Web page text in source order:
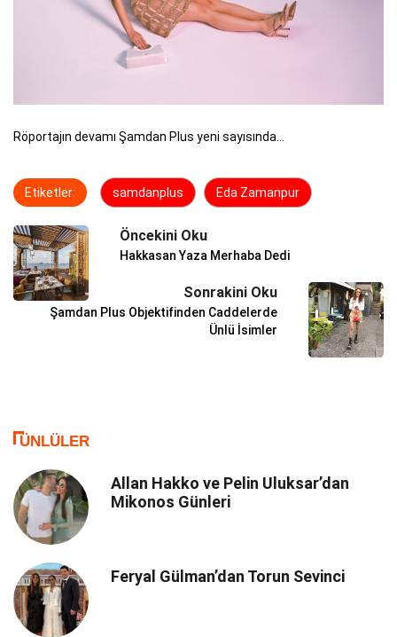
Röportajın devamı Şamdan Plus yeni sayısında...
Etiketler: samdanplus Eda Zamanpur
Öncekini Oku
Hakkasan Yaza Merhaba Dedi
Sonrakini Oku
Şamdan Plus Objektifinden Caddelerde
Ünlü İsimler
ÜNLÜLER
Allan Hakko ve Pelin Uluksar’dan
Mikonos Günleri
Feryal Gülman’dan Torun Sevinci